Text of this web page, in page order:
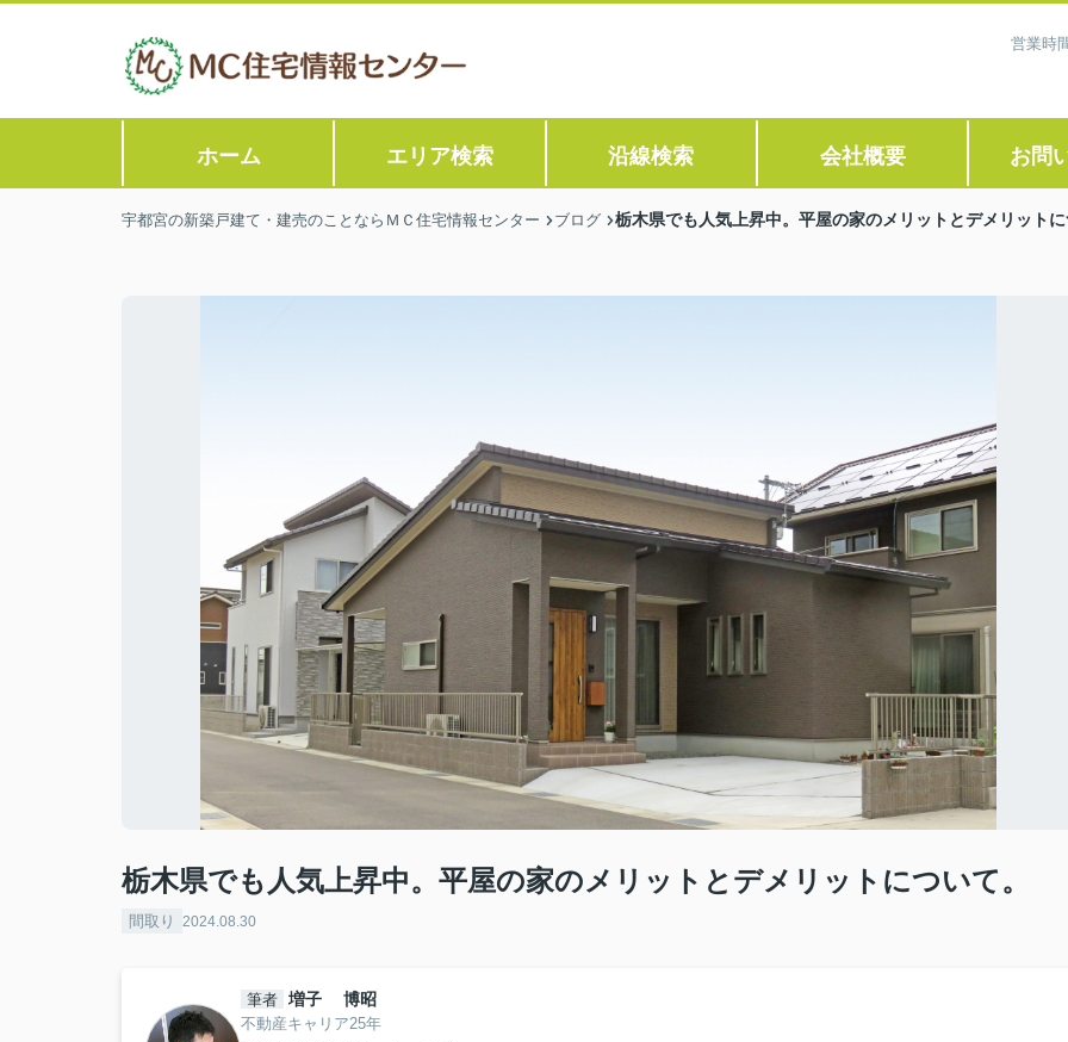
営業時
ホーム エリア検索 沿線検索 会社概要 お問
宇都宮の新築戸建て・建売のことならＭＣ住宅情報センター ブログ 栃木県でも人気上昇中。平屋の家のメリットとデメリット
栃木県でも人気上昇中。平屋の家のメリットとデメリットについて。
間取り 2024.08.30
筆者 増子 博昭
不動産キャリア25年